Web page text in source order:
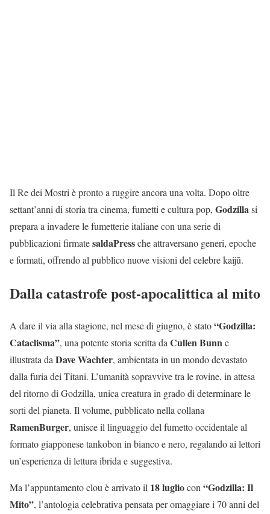
Il Re dei Mostri è pronto a ruggire ancora una volta. Dopo oltre
settant’anni di storia tra cinema, fumetti e cultura pop, Godzillasi
prepara a invadere le fumetterie italiane con una serie di
pubblicazioni firmatesaldaPressche attraversano generi, epoche
e formati, offrendo al pubblico nuove visioni del celebre kaijū.
Dalla catastrofe post-apocalittica al mito
A dare il via alla stagione, nel mese di giugno, è stato“Godzilla:
Cataclisma”, una potente storia scritta daCullen Bunne
illustrata daDave Wachter, ambientata in un mondo devastato
dalla furia dei Titani. L’umanità sopravvive tra le rovine, in attesa
del ritorno di Godzilla, unica creatura in grado di determinare le
sorti del pianeta. Il volume, pubblicato nella collana
RamenBurger, unisce il linguaggio del fumetto occidentale al
formato giapponese tankobon in bianco e nero, regalando ai lettori
un’esperienza di lettura ibrida e suggestiva.
Ma l’appuntamento clou è arrivato il 18 lugliocon“Godzilla: Il
Mito”, l’antologia celebrativa pensata per omaggiare i 70 anni del